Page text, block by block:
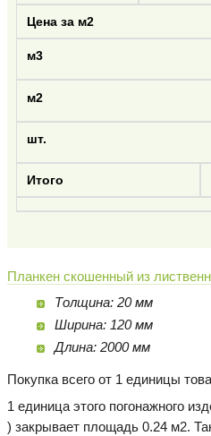
Планкен скошенный из
Толщина: 20 мм
Ширина: 120 мм
Длина: 2000 мм
Покупка всего от 1 единицы
1 единица этого погонажного
) закрывает площадь 0.24 м2.